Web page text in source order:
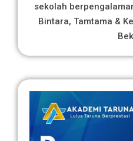
sekolah
Bintara, Tamtama &